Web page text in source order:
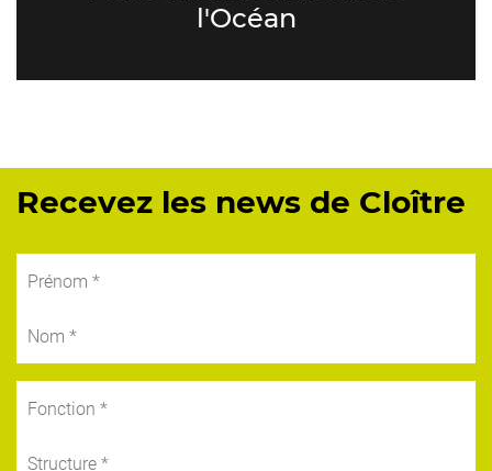
l'Océan
Recevez les news de Cloître